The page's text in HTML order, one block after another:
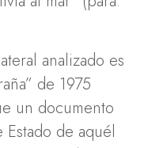
analizado es
de 1975
un documento
de aquél